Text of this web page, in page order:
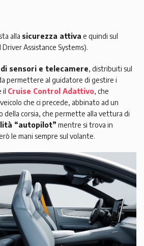
alla sicurezza attiva e quindi sul
Assistance Systems).
sensori e telecamere, distribuiti sul
permettere al guidatore di gestire i
Cruise Control Adattivo, che
che ci precede, abbinato ad un
della corsia, che permette alla vettura di
“autopilot” mentre si trova in
le mani sempre sul volante.